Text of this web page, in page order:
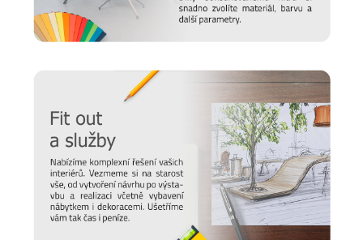
Chtěli bychom, aby vám nábytek sloužit co nejdéle. Protože
víme, že důležitou roli v jeho odolnosti hraje správná údržba,
starat o různé typy povrchu a čemu se naopak vyvarovat >>